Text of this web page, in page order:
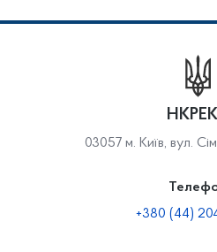
03057 м. Київ, вул.
+380 (44)